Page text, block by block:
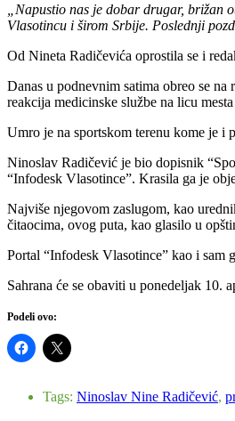
„Napustio nas je dobar drugar, brižan
Vlasotincu i širom Srbije. Poslednji
Od Nineta Radičevića oprostila se i
Danas u podnevnim satima obreo se
reakcija medicinske službe na licu
Umro je na sportskom terenu kome je i
Ninoslav Radičević je bio dopisnik
“Infodesk Vlasotince”. Krasila ga je
Najviše njegovom zaslugom, kao
čitaocima, ovog puta, kao glasilo u
Portal “Infodesk Vlasotince” kao i sam
Sahrana će se obaviti u ponedeljak 10.
Podeli ovo:
Tags: Ninoslav Nine Radičević,